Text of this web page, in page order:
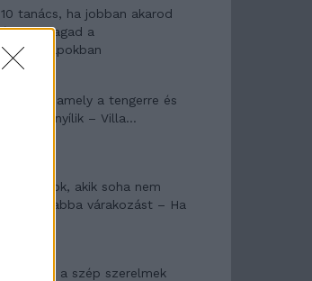
10 tanács, ha jobban akarod
érezni magad a
hétköznapokban
Egy ház, amely a tengerre és
a fényre nyílik – Villa...
A családok, akik soha nem
hagyták abba várakozást – Ha
Panna és a szép szerelmek